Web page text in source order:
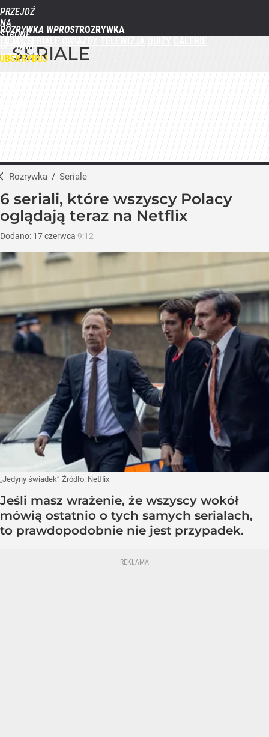
PRZEJDŹ
NA
STRONĘ
GŁÓWNĄ
WPROST.PL
ROZRYWKA WPROST
SERIALE
Rozrywka / Seriale
6 seriali, które wszyscy Polacy
oglądają teraz na Netflix
Dodano: 17czerwca 9:12
„Jedyny świadek” Źródło: Netflix
Jeśli masz wrażenie, że wszyscy wokół
mówią ostatnio o tych samych serialach,
to prawdopodobnie nie jest przypadek.